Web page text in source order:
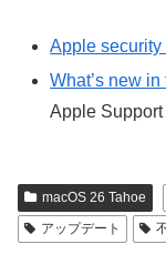
Apple security
What’s new
Apple Support
macOS 26 Tahoe
アップデート